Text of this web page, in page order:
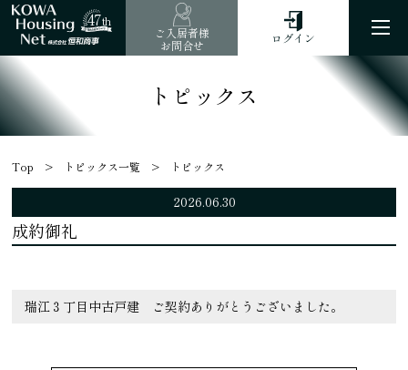
47th
ご入居者様
お問合せ
ログイン
トピックス
Top トピックス一覧 トピックス
2026.06.30
成約御礼
瑞江３丁目中古戸建 ご契約ありがとうございました。